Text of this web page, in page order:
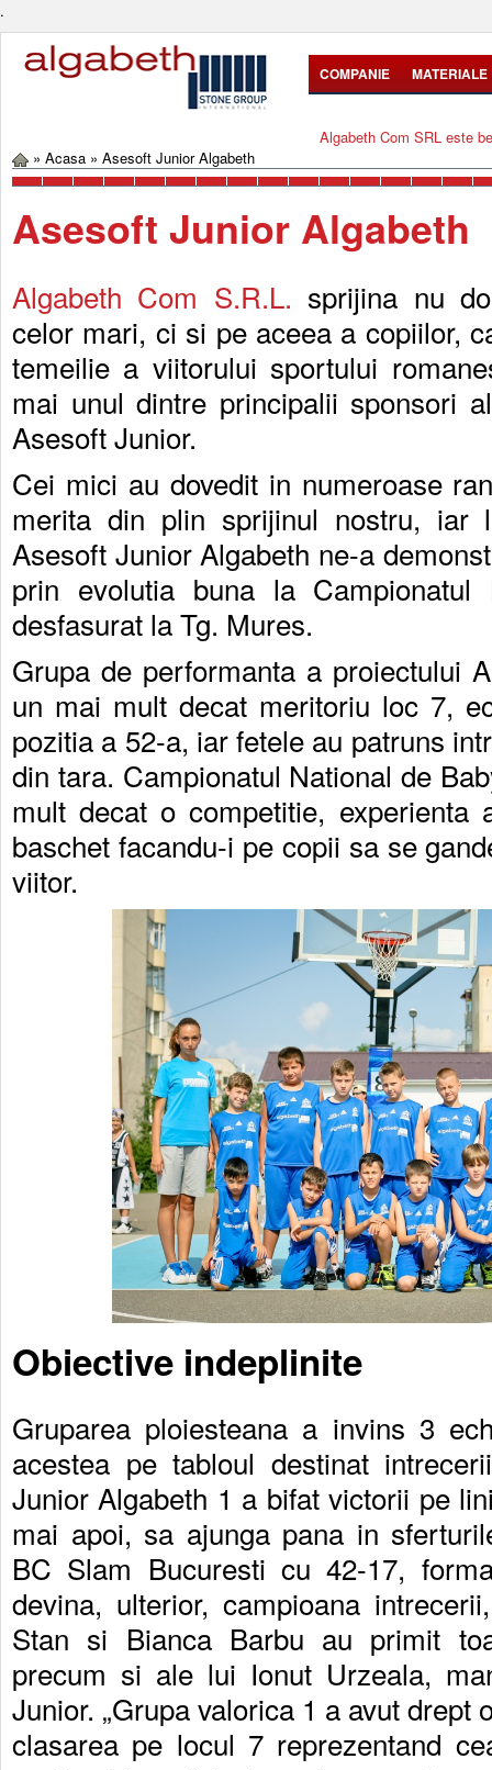
.
COMPANIE MATERIALE
Algabeth Com SRL este
» Acasa » Asesoft Junior Algabeth
Asesoft Junior Algabeth
Algabeth Com S.R.L. sprijina nu
celor mari, ci si pe aceea a copiilor,
temeilie a viitorului sportului
mai unul dintre principalii sponsori
Asesoft Junior.
Cei mici au dovedit in numeroase
merita din plin sprijinul nostru, iar
Asesoft Junior Algabeth ne-a
prin evolutia buna la Campionatul
desfasurat la Tg. Mures.
Grupa de performanta a proiectului
un mai mult decat meritoriu loc 7,
pozitia a 52-a, iar fetele au patruns
din tara. Campionatul National de
mult decat o competitie, experienta
baschet facandu-i pe copii sa se
viitor.
Obiective indeplinite
Gruparea ploiesteana a invins 3
acestea pe tabloul destinat
Junior Algabeth 1 a bifat victorii pe
mai apoi, sa ajunga pana in
BC Slam Bucuresti cu 42-17,
devina, ulterior, campioana
Stan si Bianca Barbu au primit
precum si ale lui Ionut Urzeala,
Junior. „Grupa valorica 1 a avut
clasarea pe locul 7 reprezentand